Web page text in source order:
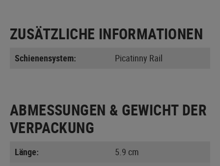
ZUSÄTZLICHE INFORMATIONEN
Schienensystem: Picatinny Rail
ABMESSUNGEN & GEWICHT DER
VERPACKUNG
Länge:
5.9 cm